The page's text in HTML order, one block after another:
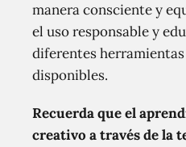
manera consciente y
el uso responsable y
diferentes
disponibles.
Recuerda que el
creativo a través de la